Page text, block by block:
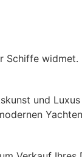
Schiffe
und